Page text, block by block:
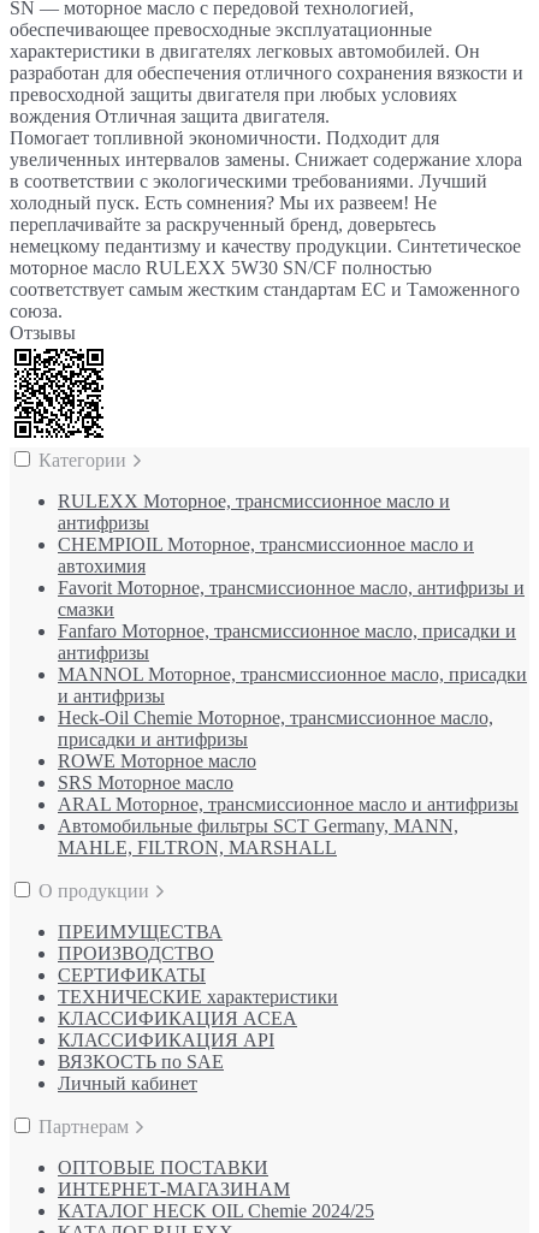
SN — моторное масло с передовой технологией,
обеспечивающее превосходные эксплуатационные
характеристики в двигателях легковых автомобилей. Он
разработан для обеспечения отличного сохранения вязкости и
превосходной защиты двигателя при любых условиях
вождения Отличная защита двигателя.
Помогает топливной экономичности. Подходит для
увеличенных интервалов замены. Снижает содержание хлора
в соответствии с экологическими требованиями. Лучший
холодный пуск. Есть сомнения? Мы их развеем! Не
переплачивайте за раскрученный бренд, доверьтесь
немецкому педантизму и качеству продукции. Синтетическое
моторное масло RULEXX 5W30 SN/CF полностью
соответствует самым жестким стандартам ЕС и Таможенного
союза.
Отзывы
Категории
RULEXX Моторное, трансмиссионное масло и
антифризы
CHEMPIOIL Моторное, трансмиссионное масло и
автохимия
Favorit Моторное, трансмиссионное масло, антифризы и
смазки
Fanfaro Моторное, трансмиссионное масло, присадки и
антифризы
MANNOL Моторное, трансмиссионное масло, присадки
и антифризы
Heck-Oil Chemie Моторное, трансмиссионное масло,
присадки и антифризы
ROWE Моторное масло
SRS Моторное масло
ARAL Моторное, трансмиссионное масло и антифризы
Автомобильные фильтры SCT Germany, MANN,
MAHLE, FILTRON, MARSHALL
О продукции
ПРЕИМУЩЕСТВА
ПРОИЗВОДСТВО
СЕРТИФИКАТЫ
ТЕХНИЧЕСКИЕ характеристики
КЛАССИФИКАЦИЯ ACEA
КЛАССИФИКАЦИЯ API
ВЯЗКОСТЬ по SAE
Личный кабинет
Партнерам
ОПТОВЫЕ ПОСТАВКИ
ИНТЕРНЕТ-МАГАЗИНАМ
КАТАЛОГ HECK OIL Chemie 2024/25